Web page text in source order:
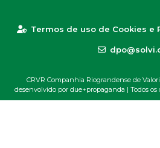
Termos de uso de Cookies e
CRVR Companhia Riograndense de
desenvolvido por due+propaganda | Todos